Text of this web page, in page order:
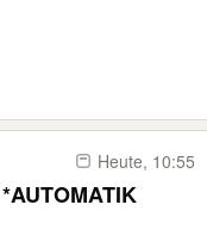
Heute, 10:55